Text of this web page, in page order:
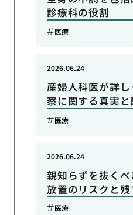
診療科の役割
医療
産婦人科医が詳
察に関する真実と
2026.06.24
医療
親知らずを抜くべ
放置のリスクと残
2026.06.24
医療